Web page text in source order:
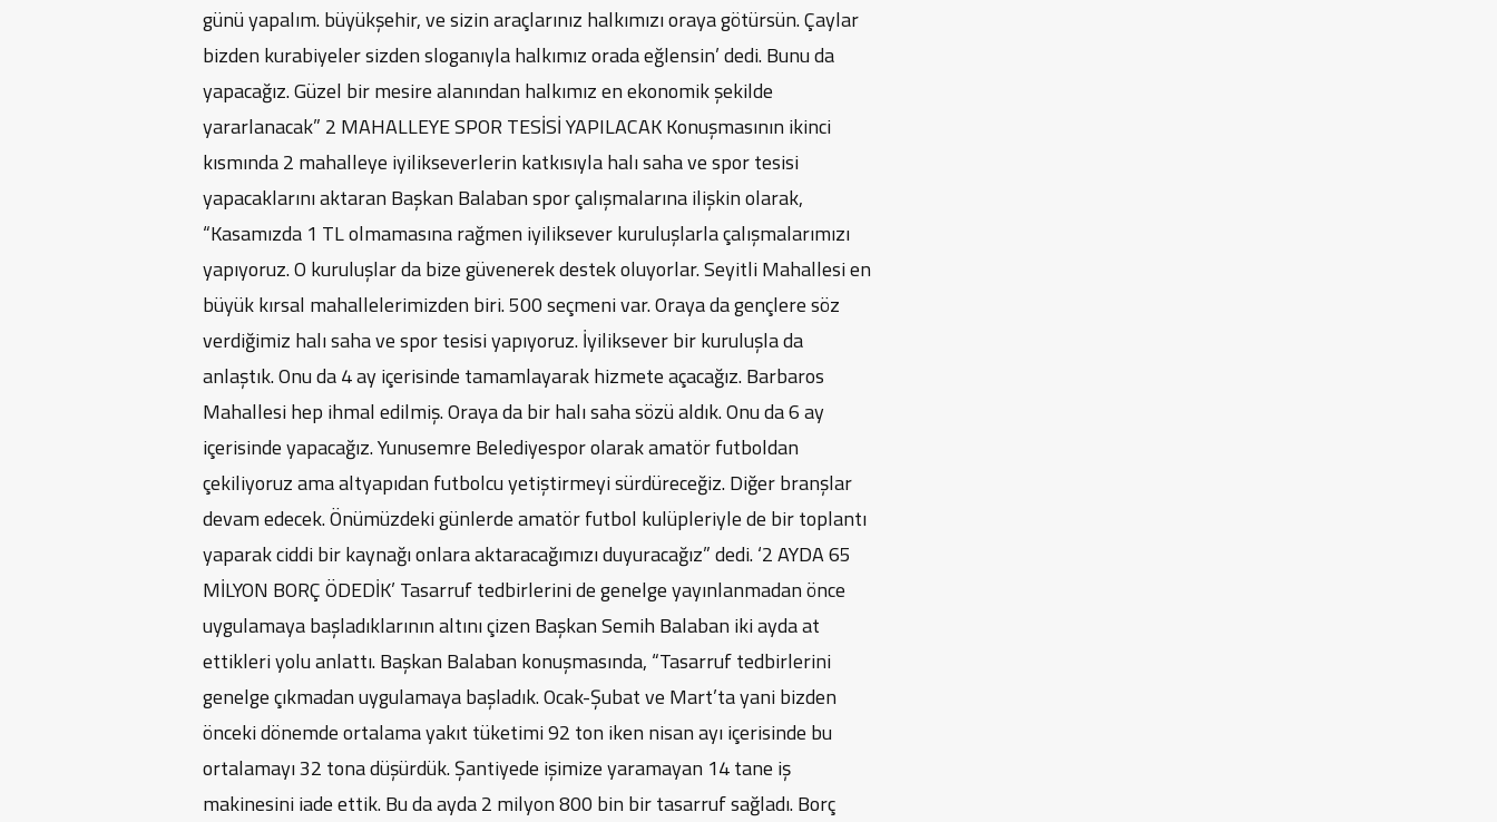
günü yapalım. büyükşehir, ve sizin araçlarınız halkımızı oraya götürsün. Çaylar
bizden kurabiyeler sizden sloganıyla halkımız orada eğlensin’ dedi. Bunu da
yapacağız. Güzel bir mesire alanından halkımız en ekonomik şekilde
yararlanacak” 2 MAHALLEYE SPOR TESİSİ YAPILACAK Konuşmasının ikinci
kısmında 2 mahalleye iyilikseverlerin katkısıyla halı saha ve spor tesisi
yapacaklarını aktaran Başkan Balaban spor çalışmalarına ilişkin olarak,
“Kasamızda 1 TL olmamasına rağmen iyiliksever kuruluşlarla çalışmalarımızı
yapıyoruz. O kuruluşlar da bize güvenerek destek oluyorlar. Seyitli Mahallesi en
büyük kırsal mahallelerimizden biri. 500 seçmeni var. Oraya da gençlere söz
verdiğimiz halı saha ve spor tesisi yapıyoruz. İyiliksever bir kuruluşla da
anlaştık. Onu da 4 ay içerisinde tamamlayarak hizmete açacağız. Barbaros
Mahallesi hep ihmal edilmiş. Oraya da bir halı saha sözü aldık. Onu da 6 ay
içerisinde yapacağız. Yunusemre Belediyespor olarak amatör futboldan
çekiliyoruz ama altyapıdan futbolcu yetiştirmeyi sürdüreceğiz. Diğer branşlar
devam edecek. Önümüzdeki günlerde amatör futbol kulüpleriyle de bir toplantı
yaparak ciddi bir kaynağı onlara aktaracağımızı duyuracağız” dedi. ‘2 AYDA 65
MİLYON BORÇ ÖDEDİK’ Tasarruf tedbirlerini de genelge yayınlanmadan önce
uygulamaya başladıklarının altını çizen Başkan Semih Balaban iki ayda at
ettikleri yolu anlattı. Başkan Balaban konuşmasında, “Tasarruf tedbirlerini
genelge çıkmadan uygulamaya başladık. Ocak-Şubat ve Mart’ta yani bizden
önceki dönemde ortalama yakıt tüketimi 92 ton iken nisan ayı içerisinde bu
ortalamayı 32 tona düşürdük. Şantiyede işimize yaramayan 14 tane iş
makinesini iade ettik. Bu da ayda 2 milyon 800 bin bir tasarruf sağladı. Borç